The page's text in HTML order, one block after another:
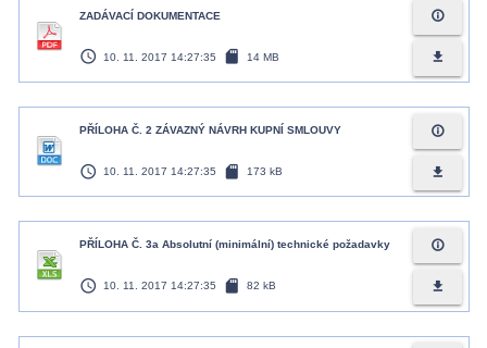
ZADÁVACÍ DOKUMENTACE
access_time 10. 11. 2017 14:27:35 sd_card 14 MB
info_outline
file_download
PŘÍLOHA Č. 2 ZÁVAZNÝ NÁVRH KUPNÍ SMLOUVY
access_time 10. 11. 2017 14:27:35 sd_card 173 kB
info_outline
file_download
PŘÍLOHA Č. 3a Absolutní (minimální) technické požadavky
access_time 10. 11. 2017 14:27:35 sd_card 82 kB
info_outline
file_download